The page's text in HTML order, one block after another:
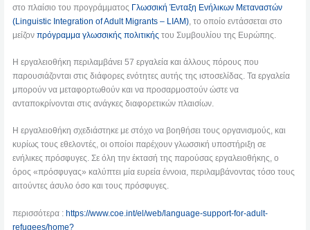
στο πλαίσιο του προγράμματος Γλωσσική Ένταξη Ενήλικων Μεταναστών
(Linguistic Integration of Adult Migrants – LIAM), το οποίο εντάσσεται στο
μείζονπρόγραμμα γλωσσικής πολιτικής του Συμβουλίου της Ευρώπης.
Η εργαλειοθήκη περιλαμβάνει 57 εργαλεία και άλλους πόρους που
παρουσιάζονται στις διάφορες ενότητες αυτής της ιστοσελίδας. Τα εργαλεία
μπορούν να μεταφορτωθούν και να προσαρμοστούν ώστε να
ανταποκρίνονται στις ανάγκες διαφορετικών πλαισίων.
Η εργαλειοθήκη σχεδιάστηκε με στόχο να βοηθήσει τους οργανισμούς, και
κυρίως τους εθελοντές, οι οποίοι παρέχουν γλωσσική υποστήριξη σε
ενήλικες πρόσφυγες. Σε όλη την έκτασή της παρούσας εργαλειοθήκης, ο
όρος «πρόσφυγας» καλύπτει μία ευρεία έννοια, περιλαμβάνοντας τόσο τους
αιτούντες άσυλο όσο και τους πρόσφυγες.
περισσότερα :https://www.coe.int/el/web/language-support-for-adult-
refugees/home?